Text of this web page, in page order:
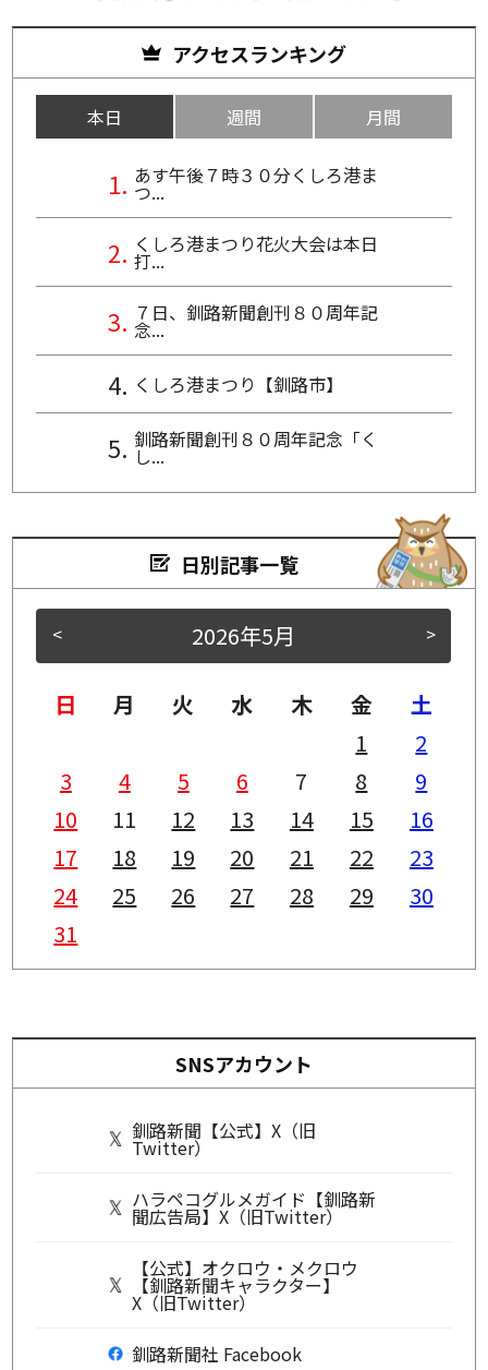
アクセスランキング
本日 週間 月間
あす午後７時３０分くしろ港ま
つ...
くしろ港まつり花火大会は本日
打...
７日、釧路新聞創刊８０周年記
念...
くしろ港まつり【釧路市】
釧路新聞創刊８０周年記念「く
し...
日別記事一覧
< >
2026年5月
日 月 火 水 木 金
土
1
2
3
4 5 6 7 8
9
10
11 12 13 14 15
16
17
18 19 20 21 22
23
24
25 26 27 28 29
30
31
SNSアカウント
釧路新聞【公式】X（旧
Twitter）
ハラペコグルメガイド【釧路新
聞広告局】X（旧Twitter）
【公式】オクロウ・メクロウ
【釧路新聞キャラクター】
X（旧Twitter）
釧路新聞社 Facebook